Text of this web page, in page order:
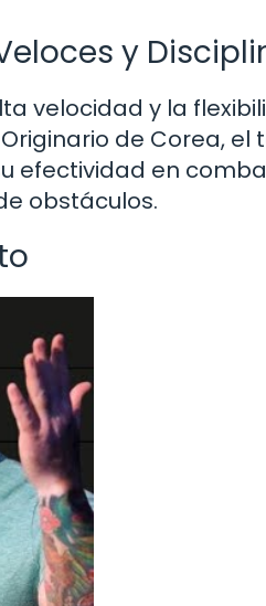
y
velocidad y la
de Corea, el
efectividad en
obstáculos.